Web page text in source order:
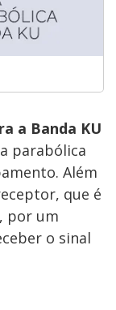
a Banda KU
parabólica
Além
que é
por um
o sinal